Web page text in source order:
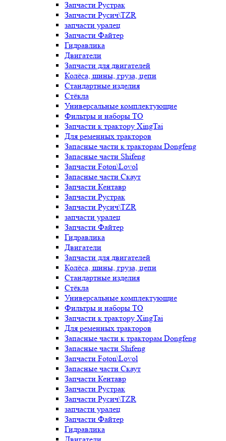
Запчасти Рустрак
Запчасти Русич\TZR
запчасти уралец
Запчасти Файтер
Гидравлика
Двигатели
Запчасти для двигателей
Колёса, шины, груза, цепи
Стандартные изделия
Стёкла
Универсальные комплектующие
Фильтры и наборы ТО
Запчасти к трактору XingTai
Для ременных тракторов
Запасные части к тракторам Dongfeng
Запасные части Shifeng
Запчасти Foton\Lovol
Запасные части Скаут
Запчасти Кентавр
Запчасти Рустрак
Запчасти Русич\TZR
запчасти уралец
Запчасти Файтер
Гидравлика
Двигатели
Запчасти для двигателей
Колёса, шины, груза, цепи
Стандартные изделия
Стёкла
Универсальные комплектующие
Фильтры и наборы ТО
Запчасти к трактору XingTai
Для ременных тракторов
Запасные части к тракторам Dongfeng
Запасные части Shifeng
Запчасти Foton\Lovol
Запасные части Скаут
Запчасти Кентавр
Запчасти Рустрак
Запчасти Русич\TZR
запчасти уралец
Запчасти Файтер
Гидравлика